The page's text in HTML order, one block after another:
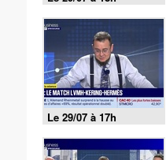
Le 29/07 à 17h